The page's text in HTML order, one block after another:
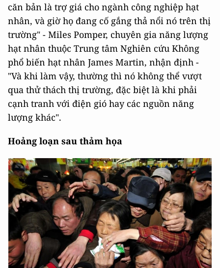
căn bản là trợ giá cho ngành công nghiệp hạt
nhân, và giờ họ đang cố gắng thả nổi nó trên thị
trường" - Miles Pomper, chuyên gia năng lượng
hạt nhân thuộc Trung tâm Nghiên cứu Không
phổ biến hạt nhân James Martin, nhận định -
"Và khi làm vậy, thường thì nó không thể vượt
qua thử thách thị trường, đặc biệt là khi phải
cạnh tranh với điện gió hay các nguồn năng
lượng khác".
Hoảng loạn sau thảm họa